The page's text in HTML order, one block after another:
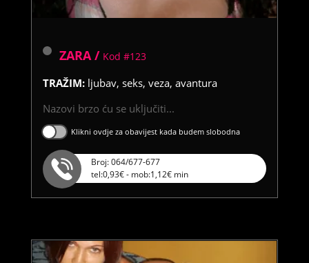
ZARA / Kod #123
TRAŽIM: ljubav, seks, veza, avantura
Nazovi brzo ću se uključiti...
Klikni ovdje za obavijest kada budem slobodna
Broj: 064/677-677
tel:0,93€ - mob:1,12€ min